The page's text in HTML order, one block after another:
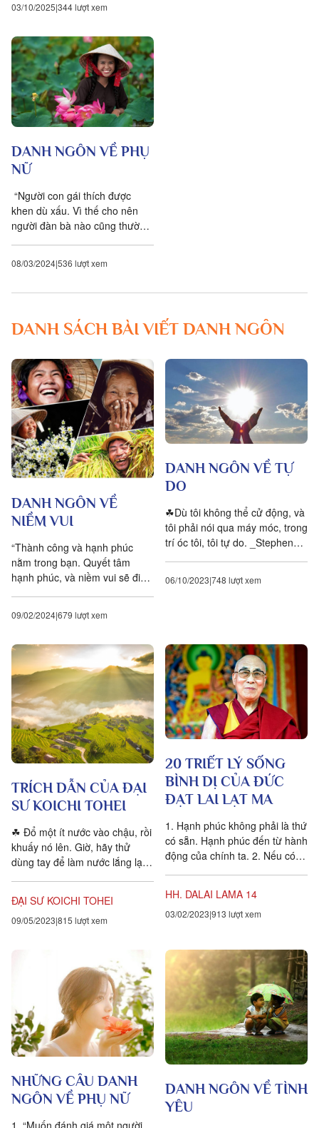
làm côn trùng,...
03/10/2025 344 lượt xem
DANH NGÔN VỀ PHỤ
NỮ
“Người con gái thích được
khen dù xấu. Vì thế cho nên
người đàn bà nào cũng thường
Pascal....
08/03/2024536 lượt xem
DANH SÁCH BÀI VIẾT DANH NGÔN
DANH NGÔN VỀ
NIỀM VUI
“Thành công và hạnh phúc
nằm trong bạn. Quyết tâm
hạnh phúc, và niềm vui sẽ đi
lại...
09/02/2024679 lượt xem
DANH NGÔN VỀ TỰ
DO
☘Dù tôi không thể cử động, và
tôi phải nói qua máy móc, trong
trí óc tôi, tôi tự do. _Stephen
06/10/2023 748 lượt xem
TRÍCH DẪN CỦA ĐẠI
SƯ KOICHI TOHEI
☘ Đổ một ít nước vào chậu, rồi
khuấy nó lên. Giờ, hãy thử
dùng tay để làm nước lắng lại.
ĐẠI SƯ KOICHI TOHEI
09/05/2023 815 lượt xem
20 TRIẾT LÝ SỐNG
BÌNH DỊ CỦA ĐỨC
ĐẠT LAI LẠT MA
1. Hạnh phúc không phải là thứ
có sẵn. Hạnh phúc đến từ hành
động của chính ta. 2. Nếu có
HH. DALAI LAMA 14
03/02/2023 913 lượt xem
NHỮNG CÂU DANH
NGÔN VỀ PHỤ NỮ
DANH NGÔN VỀ TÌNH
YÊU